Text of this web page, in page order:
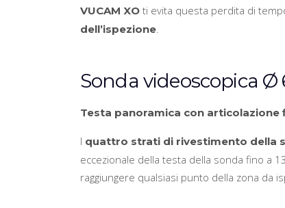
VUCAM XO ti evita questa perdita di
dell’ispezione.
Sonda videoscopica Ø
Testa panoramica con articolazione
I quattro strati di rivestimento della
eccezionale della testa della sonda fino a
raggiungere qualsiasi punto della zona da